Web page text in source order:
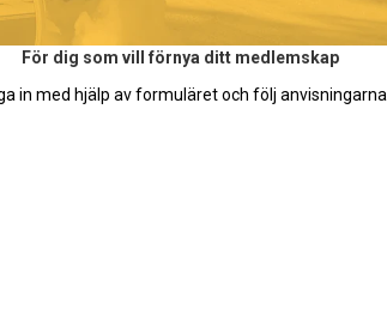
För dig som vill förnya ditt medlemskap
in med hjälp av formuläret och följ anvisningarna.